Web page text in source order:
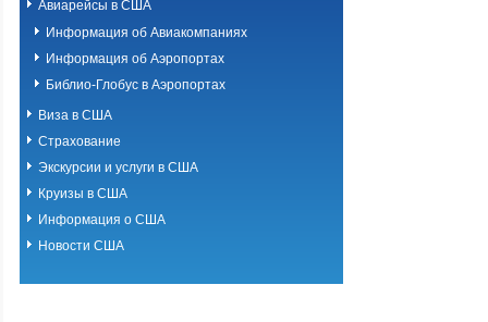
Авиарейсы в США
Информация об Авиакомпаниях
Информация об Аэропортах
Библио-Глобус в Аэропортах
Виза в США
Страхование
Экскурсии и услуги в США
Круизы в США
Информация о США
Новости США